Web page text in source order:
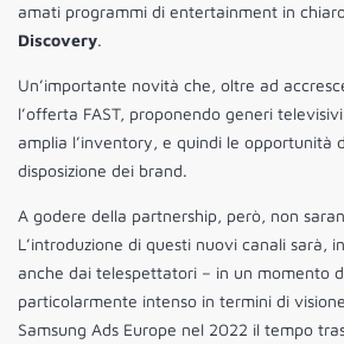
amati programmi di entertainment in
Discovery.
Un’importante novità che, oltre ad
l’offerta FAST, proponendo generi
amplia l’inventory, e quindi le opportunità
disposizione dei brand.
A godere della partnership, però, non
L’introduzione di questi nuovi canali sarà,
anche dai telespettatori – in un momento
particolarmente intenso in termini di
Samsung Ads Europe nel 2022 il tempo